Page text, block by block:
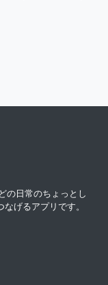
の日常のちょっとし
げるアプリです。